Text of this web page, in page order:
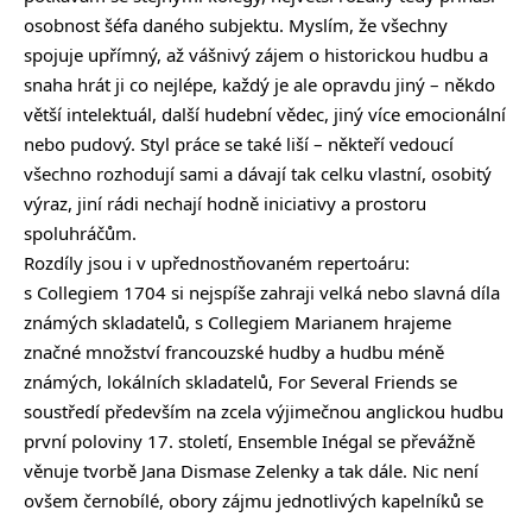
osobnost šéfa daného subjektu. Myslím, že všechny
spojuje upřímný, až vášnivý zájem o historickou hudbu a
snaha hrát ji co nejlépe, každý je ale opravdu jiný – někdo
větší intelektuál, další hudební vědec, jiný více emocionální
nebo pudový. Styl práce se také liší – někteří vedoucí
všechno rozhodují sami a dávají tak celku vlastní, osobitý
výraz, jiní rádi nechají hodně iniciativy a prostoru
spoluhráčům.
Rozdíly jsou i v upřednostňovaném repertoáru:
s Collegiem 1704 si nejspíše zahraji velká nebo slavná díla
známých skladatelů, s Collegiem Marianem hrajeme
značné množství francouzské hudby a hudbu méně
známých, lokálních skladatelů, For Several Friends se
soustředí především na zcela výjimečnou anglickou hudbu
první poloviny 17. století, Ensemble Inégal se převážně
věnuje tvorbě Jana Dismase Zelenky a tak dále. Nic není
ovšem černobílé, obory zájmu jednotlivých kapelníků se